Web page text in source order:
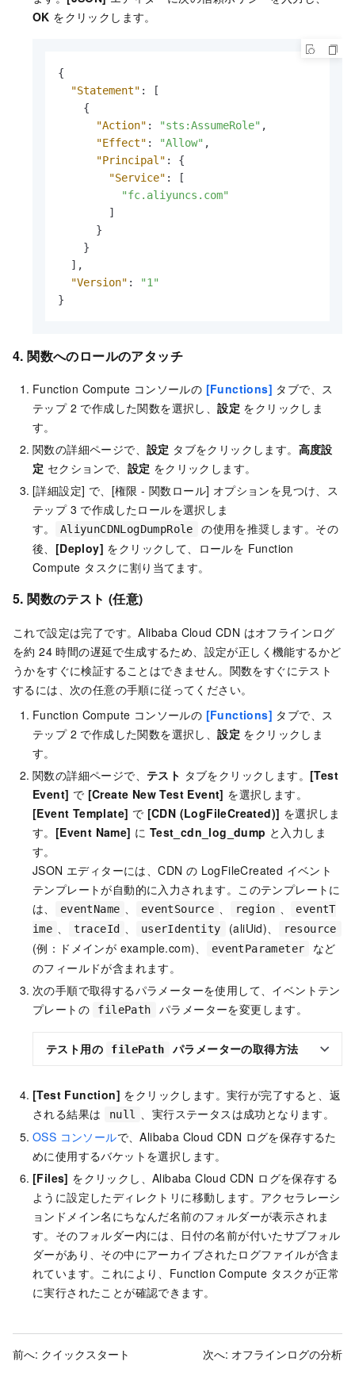
OK をクリックします。
{
"Statement" :
[
{
"Action" : "sts:AssumeRole" ,
"Effect" : "Allow" ,
"Principal" :
{
"Service" :
[
"fc.aliyuncs.com"
]
}
}
] ,
"Version" :
"1"
}
4. 関数へのロールのアタッチ
Function Compute コンソールの [Functions] タブで、ス
テップ 2 で作成した関数を選択し、設定 をクリックしま
す。
関数の詳細ページで、 設定 タブをクリックします。 高度設
定 セクションで、 設定 をクリックします。
[詳細設定] で、[権限 - 関数ロール] オプションを見つけ、ス
テップ 3 で作成したロールを選択しま
す。
AliyunCDNLogDumpRole
の使用を推奨します。その
後、 [Deploy] をクリックして、ロールを Function
Compute タスクに割り当てます。
5. 関数のテスト (任意)
これで設定は完了です。Alibaba Cloud CDN はオフラインログ
を約 24 時間の遅延で生成するため、設定が正しく機能するかど
うかをすぐに検証することはできません。関数をすぐにテスト
するには、次の任意の手順に従ってください。
Function Compute コンソールの [Functions] タブで、ス
テップ 2 で作成した関数を選択し、設定 をクリックしま
す。
関数の詳細ページで、 テスト タブをクリックします。 [Test
Event] で [Create New Test Event] を選択します。
[Event Template] で [CDN (LogFileCreated)] を選択しま
す。 [Event Name] に Test_cdn_log_dump と入力しま
す。
JSON エディターには、CDN の LogFileCreated イベント
テンプレートが自動的に入力されます。このテンプレートに
は、
eventName 、 eventSource 、 region 、
eventT
ime 、 traceId 、 userIdentity (aliUid)、 resource
(例：ドメインが example.com)、 eventParameter
など
のフィールドが含まれます。
次の手順で取得するパラメーターを使用して、イベントテン
プレートの
filePath パラメーターを変更します。
テスト用の filePath パラメーターの取得方法
[Test Function] をクリックします。実行が完了すると、返
される結果は
null
、実行ステータスは成功となります。
OSS コンソールで、Alibaba Cloud CDN ログを保存するた
めに使用するバケットを選択します。
[Files] をクリックし、Alibaba Cloud CDN ログを保存する
ように設定したディレクトリに移動します。アクセラレーシ
ョンドメイン名にちなんだ名前のフォルダーが表示されま
す。そのフォルダー内には、日付の名前が付いたサブフォル
ダーがあり、その中にアーカイブされたログファイルが含ま
れています。これにより、Function Compute タスクが正常
に実行されたことが確認できます。
前へ: クイックスタート 次へ: オフラインログの分析